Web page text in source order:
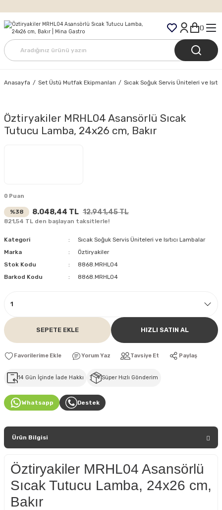
Tüm Siparişlerde Ücretsiz Kargo
Anasayfa Set Üstü Mutfak Ekipmanları Sıcak Soğuk Servis Üniteleri ve
Öztiryakiler MRHL04 Asansörlü Sıcak
Tutucu Lamba, 24x26 cm, Bakır
0 Puan
%38 8.048,44 TL 12.941,45 TL
821,54 TL den başlayan taksitlerle!
Kategori
Sıcak Soğuk Servis Üniteleri ve Isıtıcı Lambalar
Marka
Öztiryakiler
Stok Kodu
8868.MRHL04
Barkod Kodu
8868.MRHL04
SEPETE EKLE HIZLI SATIN AL
Yorum Yaz Tavsiye Et Paylaş
14 Gün İçinde İade Hakkı Süper Hızlı Gönderim
Whatsapp Destek
Ürün Bilgisi
Öztiryakiler MRHL04 Asansörlü
Sıcak Tutucu Lamba, 24x26 cm,
Bakır